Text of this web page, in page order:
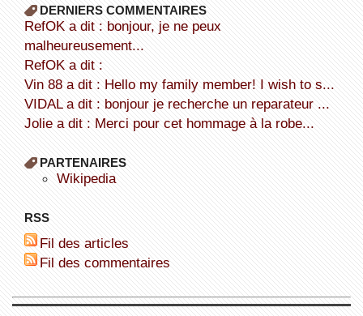
DERNIERS COMMENTAIRES
refOK a dit : bonjour, je ne peux
malheureusement...
refOK a dit :
Vin 88 a dit : Hello my family member! I wish to s...
VIDAL a dit : bonjour je recherche un reparateur ...
Jolie a dit : Merci pour cet hommage à la robe...
PARTENAIRES
wikipedia
RSS
Fil des articles
Fil des commentaires